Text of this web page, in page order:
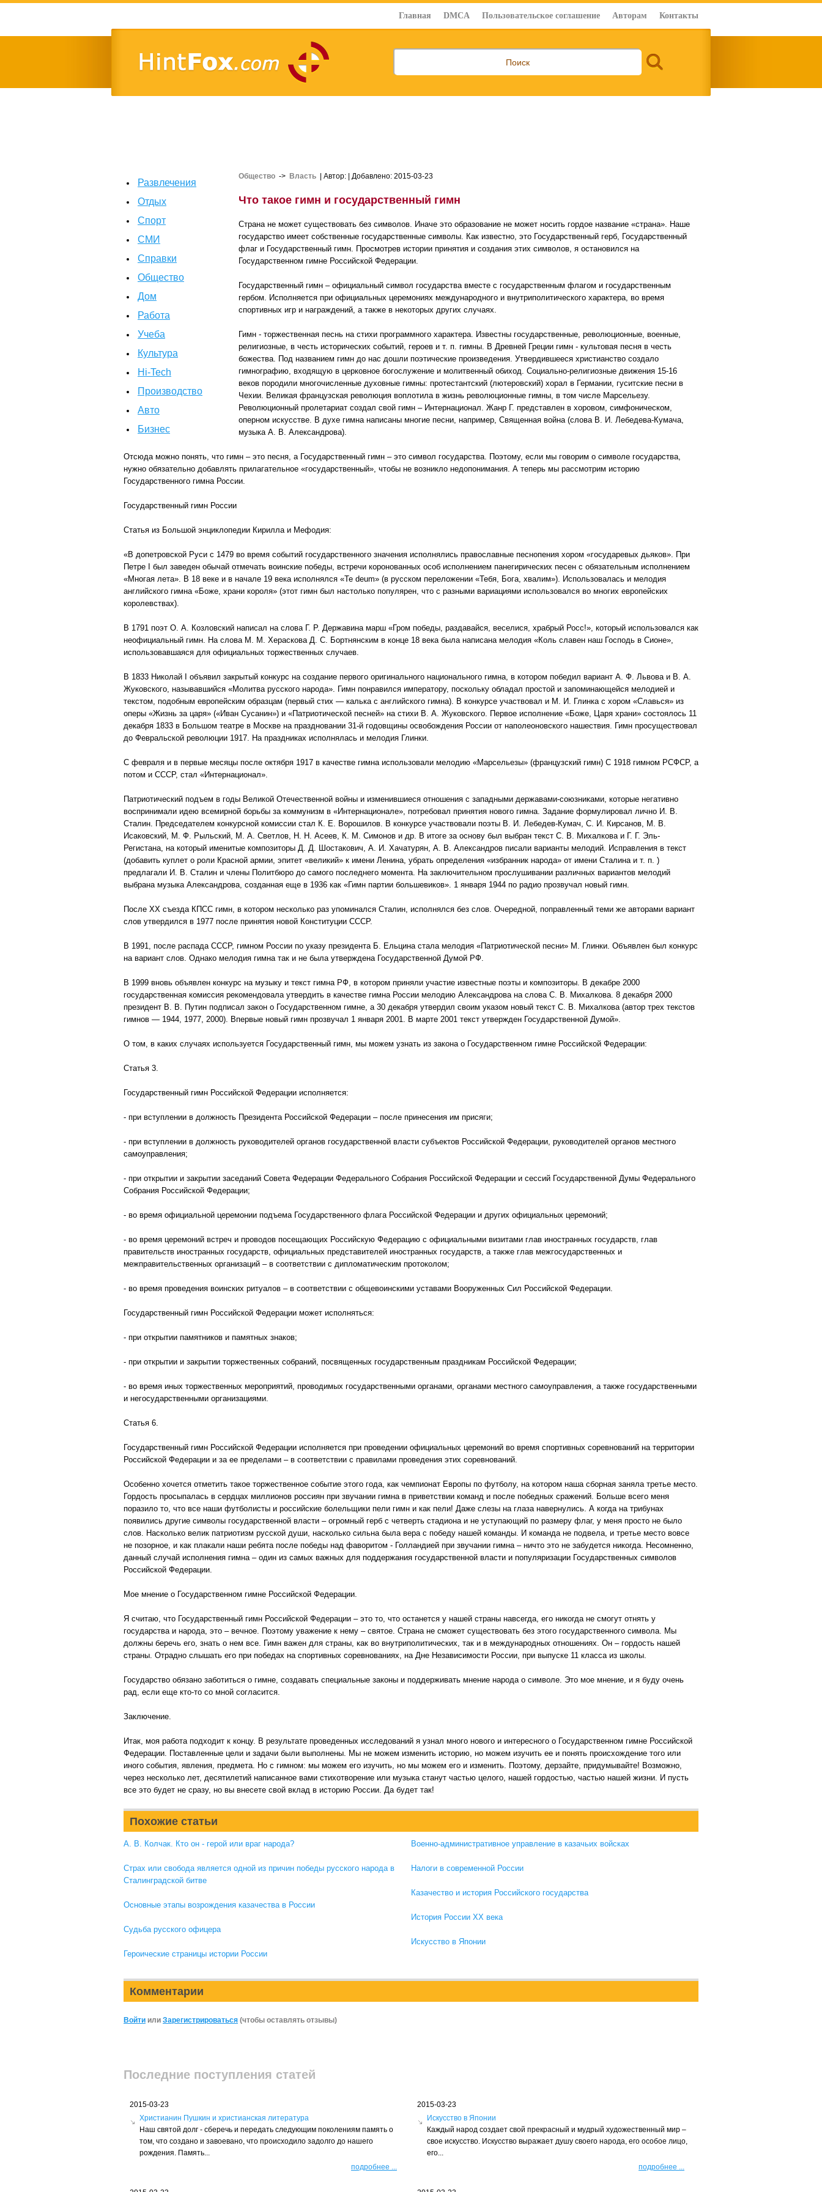
Главная DMCA Пользовательское соглашение Авторам Контакты
Развлечения
Отдых
Спорт
СМИ
Справки
Общество
Дом
Работа
Учеба
Культура
Hi-Tech
Производство
Авто
Бизнес
Общество -> Власть | Автор: | Добавлено: 2015-03-23
Что такое гимн и государственный гимн
Страна не может существовать без символов. Иначе это образование не может носить гордое название «страна». Наше
государство имеет собственные государственные символы. Как известно, это Государственный герб, Государственный
флаг и Государственный гимн. Просмотрев истории принятия и создания этих символов, я остановился на
Государственном гимне Российской Федерации.
Государственный гимн – официальный символ государства вместе с государственным флагом и государственным
гербом. Исполняется при официальных церемониях международного и внутриполитического характера, во время
спортивных игр и награждений, а также в некоторых других случаях.
Гимн - торжественная песнь на стихи программного характера. Известны государственные, революционные, военные,
религиозные, в честь исторических событий, героев и т. п. гимны. В Древней Греции гимн - культовая песня в честь
божества. Под названием гимн до нас дошли поэтические произведения. Утвердившееся христианство создало
гимнографию, входящую в церковное богослужение и молитвенный обиход. Социально-религиозные движения 15-16
веков породили многочисленные духовные гимны: протестантский (лютеровский) хорал в Германии, гуситские песни в
Чехии. Великая французская революция воплотила в жизнь революционные гимны, в том числе Марсельезу.
Революционный пролетариат создал свой гимн – Интернационал. Жанр Г. представлен в хоровом, симфоническом,
оперном искусстве. В духе гимна написаны многие песни, например, Священная война (слова В. И. Лебедева-Кумача,
музыка А. В. Александрова).
Отсюда можно понять, что гимн – это песня, а Государственный гимн – это символ государства. Поэтому, если мы говорим о символе государства,
нужно обязательно добавлять прилагательное «государственный», чтобы не возникло недопонимания. А теперь мы рассмотрим историю
Государственного гимна России.
Государственный гимн России
Статья из Большой энциклопедии Кирилла и Мефодия:
«В допетровской Руси с 1479 во время событий государственного значения исполнялись православные песнопения хором «государевых дьяков». При
Петре I был заведен обычай отмечать воинские победы, встречи коронованных особ исполнением панегирических песен с обязательным исполнением
«Многая лета». В 18 веке и в начале 19 века исполнялся «Te deum» (в русском переложении «Тебя, Бога, хвалим»). Использовалась и мелодия
английского гимна «Боже, храни короля» (этот гимн был настолько популярен, что с разными вариациями использовался во многих европейских
королевствах).
В 1791 поэт О. А. Козловский написал на слова Г. Р. Державина марш «Гром победы, раздавайся, веселися, храбрый Росс!», который использовался как
неофициальный гимн. На слова М. М. Хераскова Д. С. Бортнянским в конце 18 века была написана мелодия «Коль славен наш Господь в Сионе»,
использовавшаяся для официальных торжественных случаев.
В 1833 Николай I объявил закрытый конкурс на создание первого оригинального национального гимна, в котором победил вариант А. Ф. Львова и В. А.
Жуковского, называвшийся «Молитва русского народа». Гимн понравился императору, поскольку обладал простой и запоминающейся мелодией и
текстом, подобным европейским образцам (первый стих — калька с английского гимна). В конкурсе участвовал и М. И. Глинка с хором «Славься» из
оперы «Жизнь за царя» («Иван Сусанин») и «Патриотической песней» на стихи В. А. Жуковского. Первое исполнение «Боже, Царя храни» состоялось 11
декабря 1833 в Большом театре в Москве на праздновании 31-й годовщины освобождения России от наполеоновского нашествия. Гимн просуществовал
до Февральской революции 1917. На праздниках исполнялась и мелодия Глинки.
С февраля и в первые месяцы после октября 1917 в качестве гимна использовали мелодию «Марсельезы» (французский гимн) С 1918 гимном РСФСР, а
потом и СССР, стал «Интернационал».
Патриотический подъем в годы Великой Отечественной войны и изменившиеся отношения с западными державами-союзниками, которые негативно
воспринимали идею всемирной борьбы за коммунизм в «Интернационале», потребовал принятия нового гимна. Задание формулировал лично И. В.
Сталин. Председателем конкурсной комиссии стал К. Е. Ворошилов. В конкурсе участвовали поэты В. И. Лебедев-Кумач, С. И. Кирсанов, М. В.
Исаковский, М. Ф. Рыльский, М. А. Светлов, Н. Н. Асеев, К. М. Симонов и др. В итоге за основу был выбран текст С. В. Михалкова и Г. Г. Эль-
Регистана, на который именитые композиторы Д. Д. Шостакович, А. И. Хачатурян, А. В. Александров писали варианты мелодий. Исправления в текст
(добавить куплет о роли Красной армии, эпитет «великий» к имени Ленина, убрать определения «избранник народа» от имени Сталина и т. п. )
предлагали И. В. Сталин и члены Политбюро до самого последнего момента. На заключительном прослушивании различных вариантов мелодий
выбрана музыка Александрова, созданная еще в 1936 как «Гимн партии большевиков». 1 января 1944 по радио прозвучал новый гимн.
После XX съезда КПСС гимн, в котором несколько раз упоминался Сталин, исполнялся без слов. Очередной, поправленный теми же авторами вариант
слов утвердился в 1977 после принятия новой Конституции СССР.
В 1991, после распада СССР, гимном России по указу президента Б. Ельцина стала мелодия «Патриотической песни» М. Глинки. Объявлен был конкурс
на вариант слов. Однако мелодия гимна так и не была утверждена Государственной Думой РФ.
В 1999 вновь объявлен конкурс на музыку и текст гимна РФ, в котором приняли участие известные поэты и композиторы. В декабре 2000
государственная комиссия рекомендовала утвердить в качестве гимна России мелодию Александрова на слова С. В. Михалкова. 8 декабря 2000
президент В. В. Путин подписал закон о Государственном гимне, а 30 декабря утвердил своим указом новый текст С. В. Михалкова (автор трех текстов
гимнов — 1944, 1977, 2000). Впервые новый гимн прозвучал 1 января 2001. В марте 2001 текст утвержден Государственной Думой».
О том, в каких случаях используется Государственный гимн, мы можем узнать из закона о Государственном гимне Российской Федерации:
Статья 3.
Государственный гимн Российской Федерации исполняется:
- при вступлении в должность Президента Российской Федерации – после принесения им присяги;
- при вступлении в должность руководителей органов государственной власти субъектов Российской Федерации, руководителей органов местного
самоуправления;
- при открытии и закрытии заседаний Совета Федерации Федерального Собрания Российской Федерации и сессий Государственной Думы Федерального
Собрания Российской Федерации;
- во время официальной церемонии подъема Государственного флага Российской Федерации и других официальных церемоний;
- во время церемоний встреч и проводов посещающих Российскую Федерацию с официальными визитами глав иностранных государств, глав
правительств иностранных государств, официальных представителей иностранных государств, а также глав межгосударственных и
межправительственных организаций – в соответствии с дипломатическим протоколом;
- во время проведения воинских ритуалов – в соответствии с общевоинскими уставами Вооруженных Сил Российской Федерации.
Государственный гимн Российской Федерации может исполняться:
- при открытии памятников и памятных знаков;
- при открытии и закрытии торжественных собраний, посвященных государственным праздникам Российской Федерации;
- во время иных торжественных мероприятий, проводимых государственными органами, органами местного самоуправления, а также государственными
и негосударственными организациями.
Статья 6.
Государственный гимн Российской Федерации исполняется при проведении официальных церемоний во время спортивных соревнований на территории
Российской Федерации и за ее пределами – в соответствии с правилами проведения этих соревнований.
Особенно хочется отметить такое торжественное событие этого года, как чемпионат Европы по футболу, на котором наша сборная заняла третье место.
Гордость просыпалась в сердцах миллионов россиян при звучании гимна в приветствии команд и после победных сражений. Больше всего меня
поразило то, что все наши футболисты и российские болельщики пели гимн и как пели! Даже слезы на глаза навернулись. А когда на трибунах
появились другие символы государственной власти – огромный герб с четверть стадиона и не уступающий по размеру флаг, у меня просто не было
слов. Насколько велик патриотизм русской души, насколько сильна была вера с победу нашей команды. И команда не подвела, и третье место вовсе
не позорное, и как плакали наши ребята после победы над фаворитом - Голландией при звучании гимна – ничто это не забудется никогда. Несомненно,
данный случай исполнения гимна – один из самых важных для поддержания государственной власти и популяризации Государственных символов
Российской Федерации.
Мое мнение о Государственном гимне Российской Федерации.
Я считаю, что Государственный гимн Российской Федерации – это то, что останется у нашей страны навсегда, его никогда не смогут отнять у
государства и народа, это – вечное. Поэтому уважение к нему – святое. Страна не сможет существовать без этого государственного символа. Мы
должны беречь его, знать о нем все. Гимн важен для страны, как во внутриполитических, так и в международных отношениях. Он – гордость нашей
страны. Отрадно слышать его при победах на спортивных соревнованиях, на Дне Независимости России, при выпуске 11 класса из школы.
Государство обязано заботиться о гимне, создавать специальные законы и поддерживать мнение народа о символе. Это мое мнение, и я буду очень
рад, если еще кто-то со мной согласится.
Заключение.
Итак, моя работа подходит к концу. В результате проведенных исследований я узнал много нового и интересного о Государственном гимне Российской
Федерации. Поставленные цели и задачи были выполнены. Мы не можем изменить историю, но можем изучить ее и понять происхождение того или
иного события, явления, предмета. Но с гимном: мы можем его изучить, но мы можем его и изменить. Поэтому, дерзайте, придумывайте! Возможно,
через несколько лет, десятилетий написанное вами стихотворение или музыка станут частью целого, нашей гордостью, частью нашей жизни. И пусть
все это будет не сразу, но вы внесете свой вклад в историю России. Да будет так!
Похожие статьи
А. В. Колчак. Кто он - герой или враг народа?
Страх или свобода является одной из причин победы русского народа в
Сталинградской битве
Основные этапы возрождения казачества в России
Судьба русского офицера
Героические страницы истории России
Военно-административное управление в казачьих войсках
Налоги в современной России
Казачество и история Российского государства
История России XX века
Искусство в Японии
Комментарии
Войти или Зарегистрироваться (чтобы оставлять отзывы)
Последние поступления статей
2015-03-23
Христианин Пушкин и христианская литература
Наш святой долг - сберечь и передать следующим поколениям память о
том, что создано и завоевано, что происходило задолго до нашего
рождения. Память...
подробнее ...
2015-03-23
Искусство в Японии
Каждый народ создает свой прекрасный и мудрый художественный мир –
свое искусство. Искусство выражает душу своего народа, его особое лицо,
его...
подробнее ...